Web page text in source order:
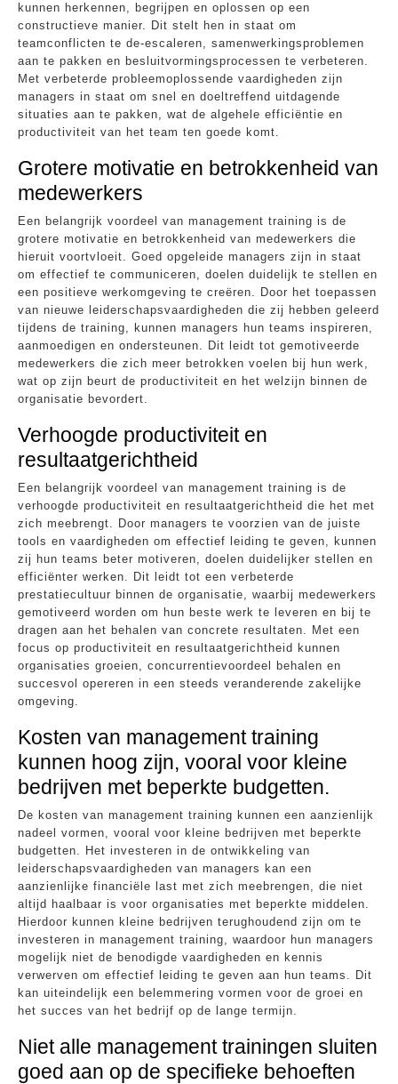
kunnen herkennen, begrijpen en oplossen op een
constructieve manier. Dit stelt hen in staat om
teamconflicten te de-escaleren, samenwerkingsproblemen
aan te pakken en besluitvormingsprocessen te verbeteren.
Met verbeterde probleemoplossende vaardigheden zijn
managers in staat om snel en doeltreffend uitdagende
situaties aan te pakken, wat de algehele efficiëntie en
productiviteit van het team ten goede komt.
Grotere motivatie en betrokkenheid van
medewerkers
Een belangrijk voordeel van management training is de
grotere motivatie en betrokkenheid van medewerkers die
hieruit voortvloeit. Goed opgeleide managers zijn in staat
om effectief te communiceren, doelen duidelijk te stellen en
een positieve werkomgeving te creëren. Door het toepassen
van nieuwe leiderschapsvaardigheden die zij hebben geleerd
tijdens de training, kunnen managers hun teams inspireren,
aanmoedigen en ondersteunen. Dit leidt tot gemotiveerde
medewerkers die zich meer betrokken voelen bij hun werk,
wat op zijn beurt de productiviteit en het welzijn binnen de
organisatie bevordert.
Verhoogde productiviteit en
resultaatgerichtheid
Een belangrijk voordeel van management training is de
verhoogde productiviteit en resultaatgerichtheid die het met
zich meebrengt. Door managers te voorzien van de juiste
tools en vaardigheden om effectief leiding te geven, kunnen
zij hun teams beter motiveren, doelen duidelijker stellen en
efficiënter werken. Dit leidt tot een verbeterde
prestatiecultuur binnen de organisatie, waarbij medewerkers
gemotiveerd worden om hun beste werk te leveren en bij te
dragen aan het behalen van concrete resultaten. Met een
focus op productiviteit en resultaatgerichtheid kunnen
organisaties groeien, concurrentievoordeel behalen en
succesvol opereren in een steeds veranderende zakelijke
omgeving.
Kosten van management training
kunnen hoog zijn, vooral voor kleine
bedrijven met beperkte budgetten.
De kosten van management training kunnen een aanzienlijk
nadeel vormen, vooral voor kleine bedrijven met beperkte
budgetten. Het investeren in de ontwikkeling van
leiderschapsvaardigheden van managers kan een
aanzienlijke financiële last met zich meebrengen, die niet
altijd haalbaar is voor organisaties met beperkte middelen.
Hierdoor kunnen kleine bedrijven terughoudend zijn om te
investeren in management training, waardoor hun managers
mogelijk niet de benodigde vaardigheden en kennis
verwerven om effectief leiding te geven aan hun teams. Dit
kan uiteindelijk een belemmering vormen voor de groei en
het succes van het bedrijf op de lange termijn.
Niet alle management trainingen sluiten
goed aan op de specifieke behoeften